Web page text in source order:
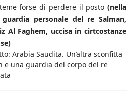
forse di perdere il posto (nella
personale del re Salman,
Al Faghem, uccisa in cirtcostanze
Arabia Saudita. Un’altra sconfitta
e una guardia del corpo del re